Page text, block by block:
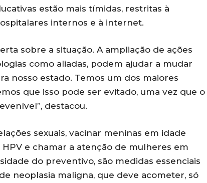
estão mais tímidas, restritas à
internos e à internet.
sobre a situação. A ampliação de ações
como aliadas, podem ajudar a mudar
nosso estado. Temos um dos maiores
que isso pode ser evitado, uma vez que o
destacou.
sexuais, vacinar meninas em idade
e chamar a atenção de mulheres em
do preventivo, são medidas essenciais
neoplasia maligna, que deve acometer, só